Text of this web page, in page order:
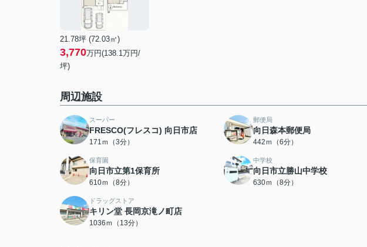
21.78坪 (72.03㎡)
3,770万円(138.1万円/
坪)
周辺施設
スーパー
FRESCO(フレスコ) 向日市店
171ｍ（3分）
郵便局
向日森本郵便局
442ｍ（6分）
保育園
向日市立第1保育所
610ｍ（8分）
中学校
向日市立勝山中学校
630ｍ（8分）
ドラッグストア
キリン堂 長岡京滝ノ町店
1036ｍ（13分）